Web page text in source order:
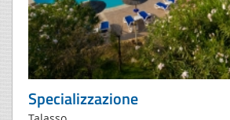
Specializzazione